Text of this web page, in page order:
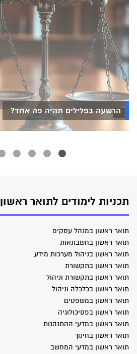
הרשעה בפלילים תהיה פה אחד?
תכניות לימודים לתואר ראשון
תואר ראשון במנהל עסקים
תואר ראשון בחשבונאות
תואר ראשון בניהול מערכות מידע
תואר ראשון בתקשורת
תואר ראשון בתקשורת וניהול
תואר ראשון בכלכלה וניהול
תואר ראשון במשפטים
תואר ראשון בפסיכולוגיה
תואר ראשון במדעי ההתנהגות
תואר ראשון בחינוך
תואר ראשון במדעי המחשב